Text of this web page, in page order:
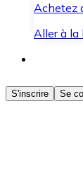
Achetez
Aller à la
Acheter
S'inscrire Se